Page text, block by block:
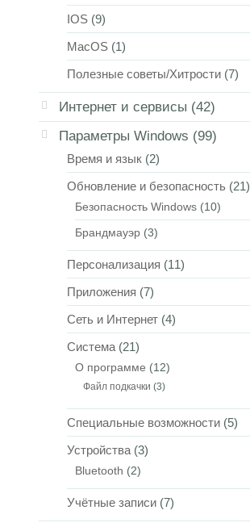
IOS (9)
MacOS (1)
Полезные советы/Хитрости (7)
Интернет и сервисы (42)
Параметры Windows (99)
Время и язык (2)
Обновление и безопасность (21)
Безопасность Windows (10)
Брандмауэр (3)
Персонализация (11)
Приложения (7)
Сеть и Интернет (4)
Система (21)
О программе (12)
Файл подкачки (3)
Специальные возможности (5)
Устройства (3)
Bluetooth (2)
Учётные записи (7)